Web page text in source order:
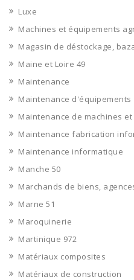
Luxe
Machines et équipements
Magasin de déstockage,
Maine et Loire 49
Maintenance
Maintenance d'équipements
Maintenance de machines
Maintenance fabrication
Maintenance informatique
Manche 50
Marchands de biens,
Marne 51
Maroquinerie
Martinique 972
Matériaux composites
Matériaux de construction